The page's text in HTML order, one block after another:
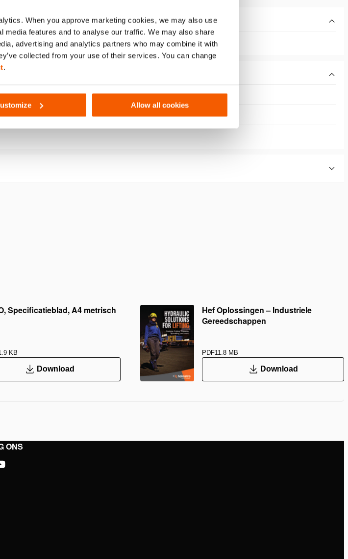
When you approve marketing cookies, we may also use
features and to analyse our traffic. We may also share
advertising and analytics partners who may combine it with
collected from your use of their services. You can change
.
Allow all cookies
Specificatieblad, A4 metrisch
KB
Download
Hef Oplossingen – Industriele
Gereedschappen
PDF11.8 MB
Download
ONS